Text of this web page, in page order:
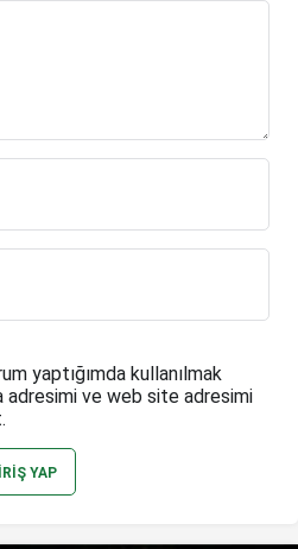
yaptığımda kullanılmak
adresimi ve web site adresimi
YAP